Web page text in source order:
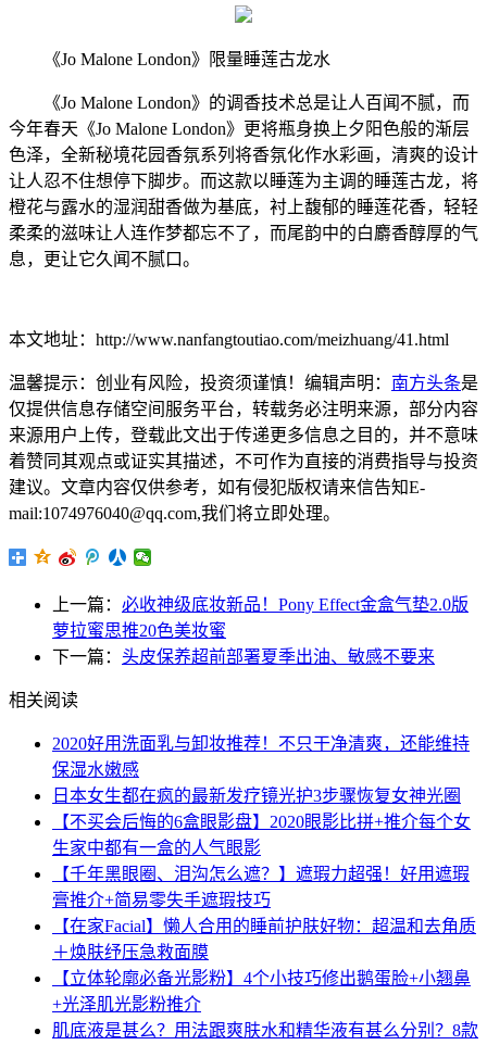
《Jo Malone London》限量睡莲古龙水
《Jo Malone London》的调香技术总是让人百闻不腻，而
今年春天《Jo Malone London》更将瓶身换上夕阳色般的渐层
色泽，全新秘境花园香氛系列将香氛化作水彩画，清爽的设计
让人忍不住想停下脚步。而这款以睡莲为主调的睡莲古龙，将
橙花与露水的湿润甜香做为基底，衬上馥郁的睡莲花香，轻轻
柔柔的滋味让人连作梦都忘不了，而尾韵中的白麝香醇厚的气
息，更让它久闻不腻口。
本文地址：http://www.nanfangtoutiao.com/meizhuang/41.html
温馨提示：创业有风险，投资须谨慎！编辑声明： 南方头条是
仅提供信息存储空间服务平台，转载务必注明来源，部分内容
来源用户上传，登载此文出于传递更多信息之目的，并不意味
着赞同其观点或证实其描述，不可作为直接的消费指导与投资
建议。文章内容仅供参考，如有侵犯版权请来信告知E-
mail:1074976040@qq.com,我们将立即处理。
上一篇： 必收神级底妆新品！Pony Effect金盒气垫2.0版
萝拉蜜思推20色美妆蜜
下一篇： 头皮保养超前部署夏季出油、敏感不要来
相关阅读
2020好用洗面乳与卸妆推荐！不只干净清爽，还能维持
保湿水嫩感
日本女生都在疯的最新发疗镜光护3步骤恢复女神光圈
【不买会后悔的6盒眼影盘】2020眼影比拼+推介每个女
生家中都有一盒的人气眼影
【千年黑眼圈、泪沟怎么遮？】遮瑕力超强！好用遮瑕
膏推介+简易零失手遮瑕技巧
【在家Facial】懒人合用的睡前护肤好物：超温和去角质
＋焕肤纾压急救面膜
【立体轮廓必备光影粉】4个小技巧修出鹅蛋脸+小翘鼻
+光泽肌光影粉推介
肌底液是甚么？用法跟爽肤水和精华液有甚么分别？8款